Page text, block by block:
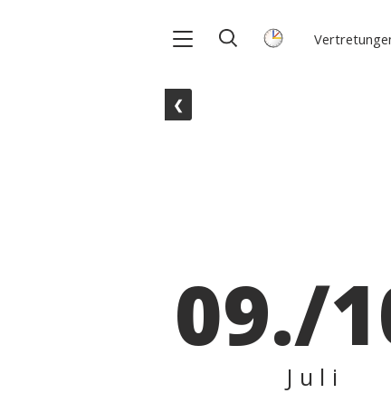
❮
09./
Juli